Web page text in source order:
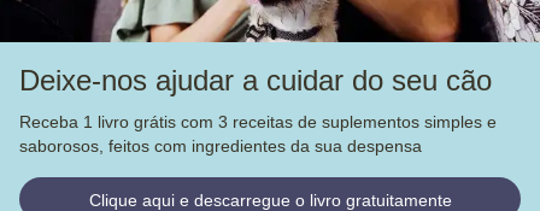
Deixe-nos ajudar a cuidar do seu cão
Receba 1 livro grátis com 3 receitas de suplementos simples e
saborosos, feitos com ingredientes da sua despensa
Clique aqui e descarregue o livro gratuitamente